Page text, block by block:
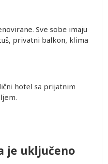
Sve sobe imaju
privatni balkon, klima
hotel sa prijatnim
je uključeno